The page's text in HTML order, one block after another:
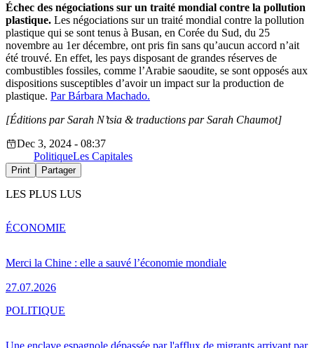
Échec des négociations sur un traité mondial contre la pollution
plastique. Les négociations sur un traité mondial contre la pollution
plastique qui se sont tenus à Busan, en Corée du Sud, du 25
novembre au 1er décembre, ont pris fin sans qu’aucun accord n’ait
été trouvé. En effet, les pays disposant de grandes réserves de
combustibles fossiles, comme l’Arabie saoudite, se sont opposés aux
dispositions susceptibles d’avoir un impact sur la production de
plastique. Par Bárbara Machado.
[Éditions par Sarah N’tsia & traductions par Sarah Chaumot]
Dec 3, 2024 - 08:37
PolitiqueLes Capitales
Print Partager
LES PLUS LUS
Merci la Chine : elle a sauvé l’économie mondiale
27.07.2026
ÉCONOMIE
Une enclave espagnole dépassée par l'afflux de migrants arrivant par
POLITIQUE